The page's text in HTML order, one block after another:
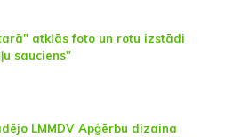
atklās foto un rotu izstādi
sauciens"
LMMDV Apģērbu dizaina